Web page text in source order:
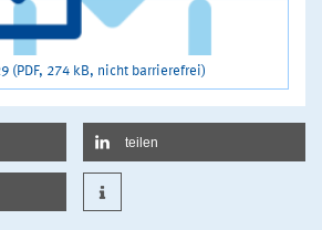
(PDF, 274 kB, nicht barrierefrei)
teilen